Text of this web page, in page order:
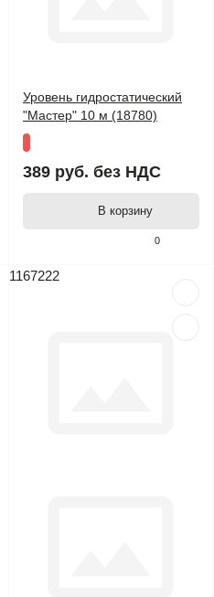
0
Уровень гидростатический
"Мастер" 10 м (18780)
389 руб. без НДС
В корзину
1167222